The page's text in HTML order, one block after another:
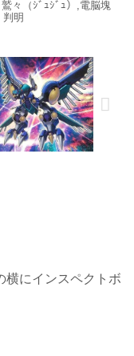
々（ｼﾞｭｼﾞｭ）,電脳塊
明
横にインスペクトボ